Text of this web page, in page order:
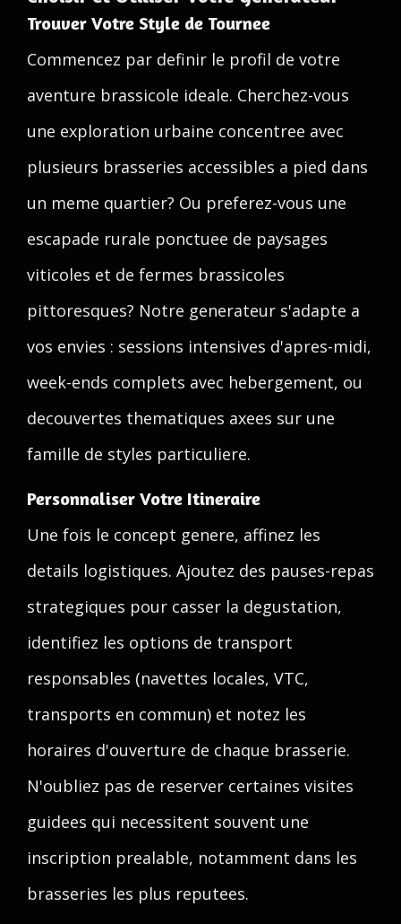
Trouver Votre Style de Tournee
Commencez par definir le profil de votre
aventure brassicole ideale. Cherchez-vous
une exploration urbaine concentree avec
plusieurs brasseries accessibles a pied dans
un meme quartier? Ou preferez-vous une
escapade rurale ponctuee de paysages
viticoles et de fermes brassicoles
pittoresques? Notre generateur s'adapte a
vos envies : sessions intensives d'apres-midi,
week-ends complets avec hebergement, ou
decouvertes thematiques axees sur une
famille de styles particuliere.
Personnaliser Votre Itineraire
Une fois le concept genere, affinez les
details logistiques. Ajoutez des pauses-repas
strategiques pour casser la degustation,
identifiez les options de transport
responsables (navettes locales, VTC,
transports en commun) et notez les
horaires d'ouverture de chaque brasserie.
N'oubliez pas de reserver certaines visites
guidees qui necessitent souvent une
inscription prealable, notamment dans les
brasseries les plus reputees.